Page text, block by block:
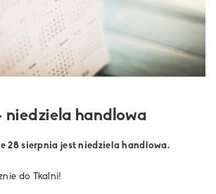
niedziela handlowa
28 sierpnia jest niedziela handlowa.
do Tkalni!